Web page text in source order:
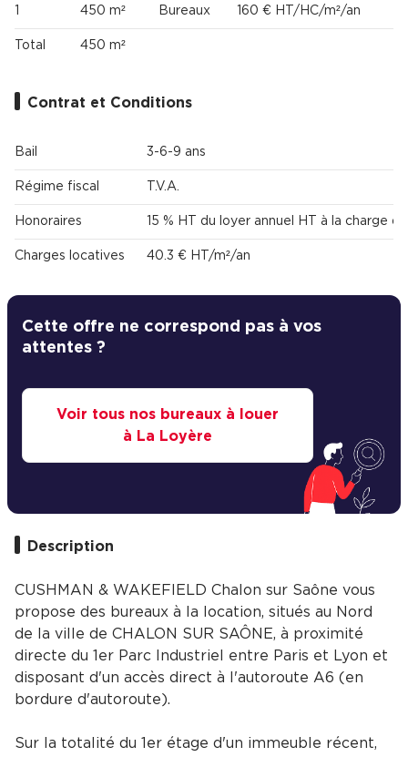
450 m² Bureaux 160 € HT/HC/m²/an
Total 450 m²
Contrat et Conditions
Bail 3-6-9 ans
Régime fiscal T.V.A.
Honoraires 15 % HT du loyer annuel HT à la charge
Charges locatives 40.3 € HT/m²/an
Cette offre ne correspond pas à vos
attentes ?
Voir tous nos bureaux à louer
à La Loyère
Description
CUSHMAN & WAKEFIELD Chalon sur Saône vous
propose des bureaux à la location, situés au Nord
de la ville de CHALON SUR SAÔNE, à proximité
directe du 1er Parc Industriel entre Paris et Lyon et
disposant d'un accès direct à l'autoroute A6 (en
bordure d'autoroute).
Sur la totalité du 1er étage d'un immeuble récent,